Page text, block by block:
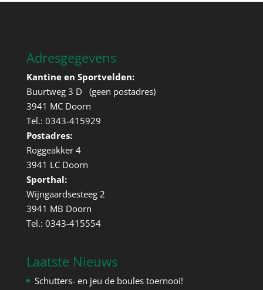
Adresgegevens
Kantine en Sportvelden:
Buurtweg 3 D (geen postadres)
3941 MC Doorn
Tel.: 0343-415929
Postadres:
Roggeakker 4
3941 LC Doorn
Sporthal:
Wijngaardsesteeg 2
3941 MB Doorn
Tel.: 0343-415554
Laatste Nieuws
Schutters- en jeu de boules toernooi!